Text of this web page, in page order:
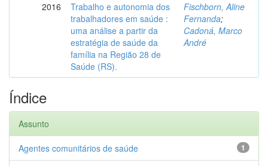
2016
Trabalho e autonomia dos
trabalhadores em saúde :
uma análise a partir da
estratégia de saúde da
família na Região 28 de
Saúde (RS).
Fischborn, Aline
Fernanda;
Cadoná, Marco
André
Índice
Assunto
1
Agentes comunitários de saúde